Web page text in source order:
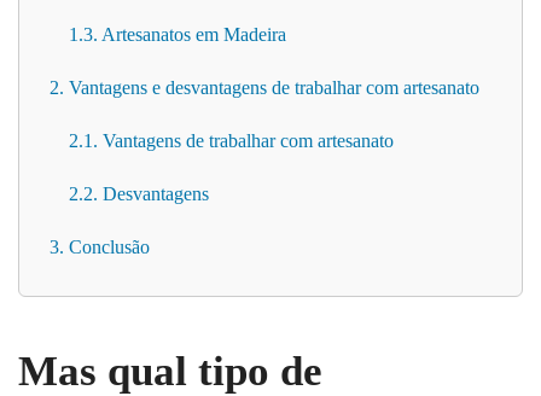
1.3. Artesanatos em Madeira
2. Vantagens e desvantagens de trabalhar com artesanato
2.1. Vantagens de trabalhar com artesanato
2.2. Desvantagens
3. Conclusão
Mas qual tipo de